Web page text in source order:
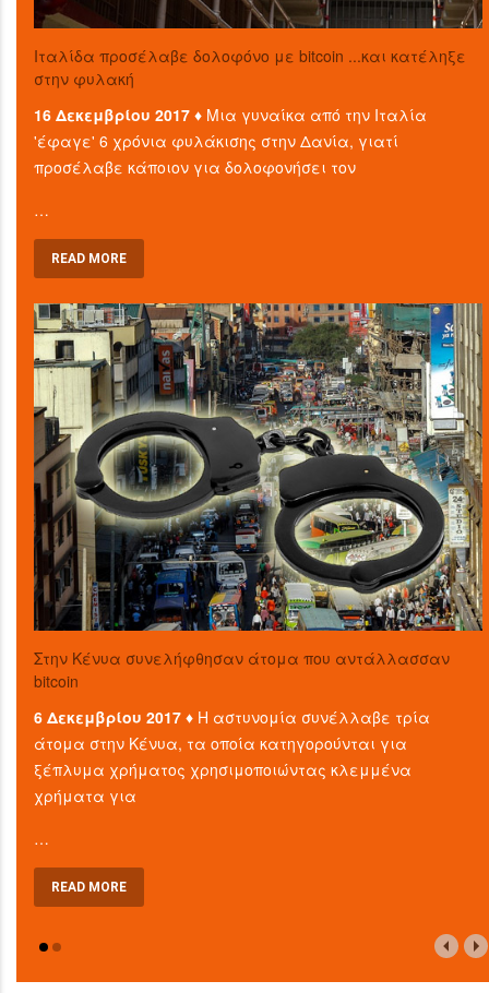
Ιταλίδα προσέλαβε δολοφόνο με bitcoin ...και κατέληξε
στην φυλακή
16 Δεκεμβρίου 2017 ♦ Μια γυναίκα από την Ιταλία
'έφαγε' 6 χρόνια φυλάκισης στην Δανία, γιατί
προσέλαβε κάποιον για δολοφονήσει τον
…
READ MORE
Στην Κένυα συνελήφθησαν άτομα που αντάλλασσαν
bitcoin
6 Δεκεμβρίου 2017 ♦ Η αστυνομία συνέλλαβε τρία
άτομα στην Κένυα, τα οποία κατηγορούνται για
ξέπλυμα χρήματος χρησιμοποιώντας κλεμμένα
χρήματα για
…
READ MORE